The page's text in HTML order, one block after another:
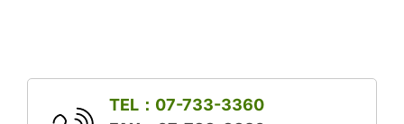
TEL：07-733-3360